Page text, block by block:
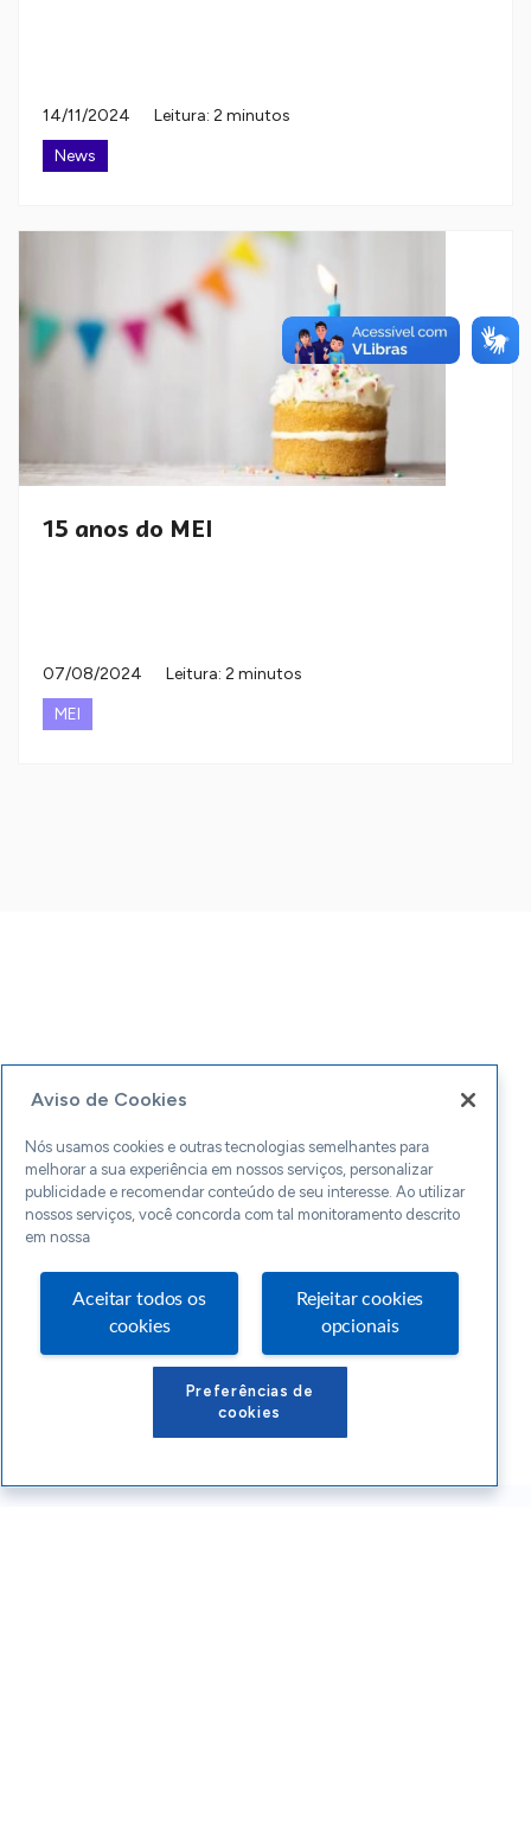
14/11/2024
Leitura: 2 minutos
News
15 anos do MEI
07/08/2024
Leitura: 2 minutos
MEI
Aviso de Cookies
Nós usamos cookies e outras tecnologias semelhantes para
melhorar a sua experiência em nossos serviços, personalizar
publicidade e recomendar conteúdo de seu interesse. Ao utilizar
nossos serviços, você concorda com tal monitoramento descrito
em nossa
Aceitar todos os
cookies
Rejeitar cookies
opcionais
Preferências de
cookies